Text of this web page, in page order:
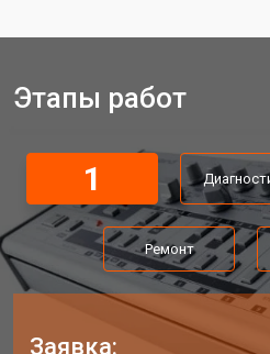
Этапы работ
1
Ремонт
Заявка: